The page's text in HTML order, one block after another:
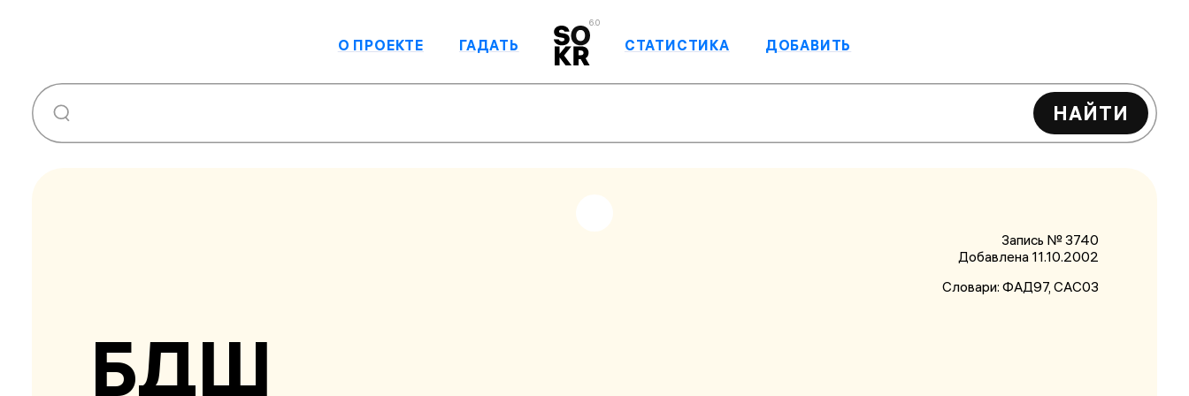
6.0
О ПРОЕКТЕ ГАДАТЬ СТАТИСТИКА ДОБАВИТЬ
НАЙТИ
Запись № 3740
Добавлена 11.10.2002
Словари: ФАД97, САС03
БДШ